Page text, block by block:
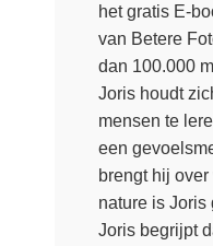
het gratis E-
van Betere
dan 100.000
Joris houdt
mensen te
een
brengt hij
nature is Joris
Joris begrijpt